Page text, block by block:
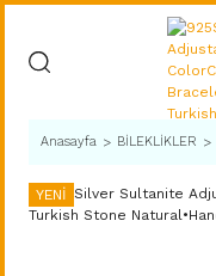
Anasayfa BİLEKLİKLER
YENİ